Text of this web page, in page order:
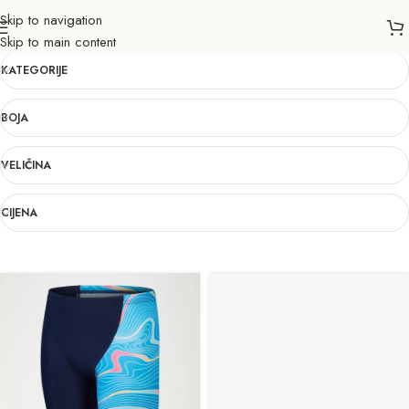
Skip to navigation
Skip to main content
7
KATEGORIJE
BOJA
VELIČINA
CIJENA